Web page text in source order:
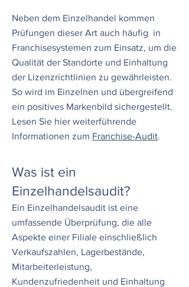
Neben dem Einzelhandel kommen
Prüfungen dieser Art auch häufig in
Franchisesystemen zum Einsatz, um die
Qualität der Standorte und Einhaltung
der Lizenzrichtlinien zu gewährleisten.
So wird im Einzelnen und übergreifend
ein positives Markenbild sichergestellt.
Lesen Sie hier weiterführende
Informationen zum Franchise-Audit.
Was ist ein
Einzelhandelsaudit?
Ein Einzelhandelsaudit ist eine
umfassende Überprüfung, die alle
Aspekte einer Filiale einschließlich
Verkaufszahlen, Lagerbestände,
Mitarbeiterleistung,
Kundenzufriedenheit und Einhaltung